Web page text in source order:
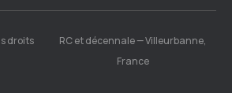
droits
RC et décennale — Villeurbanne,
France